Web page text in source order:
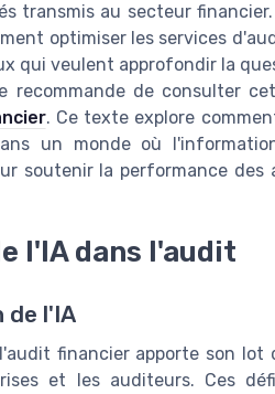
transmis au secteur
optimiser les services
qui veulent approfondir la
recommande de consulter cet
. Ce texte explore
un monde où
soutenir la performance
l'IA dans l'audit
de l'IA
financier apporte son
et les auditeurs. Ces